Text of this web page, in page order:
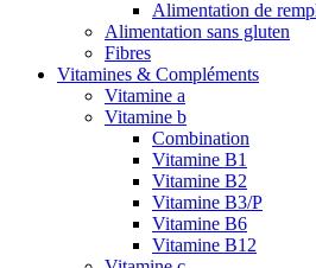
Alimentation de
Alimentation sans gluten
Fibres
Vitamines & Compléments
Vitamine a
Vitamine b
Combination
Vitamine B1
Vitamine B2
Vitamine B3/P
Vitamine B6
Vitamine B12